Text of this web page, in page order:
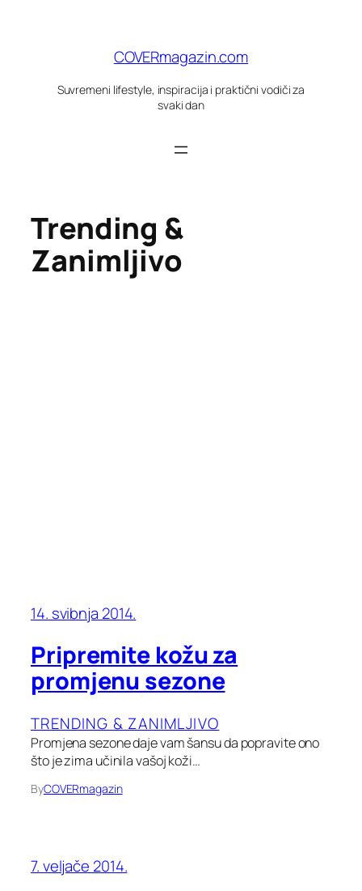
COVERmagazin.com
Suvremeni lifestyle, inspiracija i praktični vodiči za
svaki dan
Trending &
Zanimljivo
14. svibnja 2014.
Pripremite kožu za
promjenu sezone
TRENDING & ZANIMLJIVO
Promjena sezone daje vam šansu da popravite ono
što je zima učinila vašoj koži…
ByCOVERmagazin
7. veljače 2014.